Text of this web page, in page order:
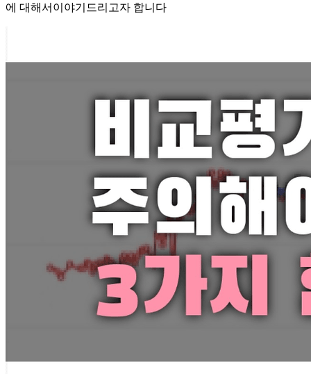
에 대해서이야기드리고자 합니다